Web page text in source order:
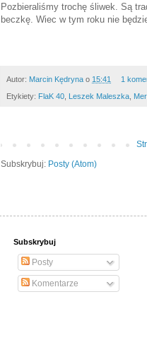
Pozbieraliśmy trochę śliwek. Są
beczkę. Wiec w tym roku nie
Autor: Marcin Kędryna o 15:41 1
Etykiety: FlaK 40 Leszek Maleszka
Subskrybuj: Posty (Atom)
Subskrybuj
Posty
Komentarze